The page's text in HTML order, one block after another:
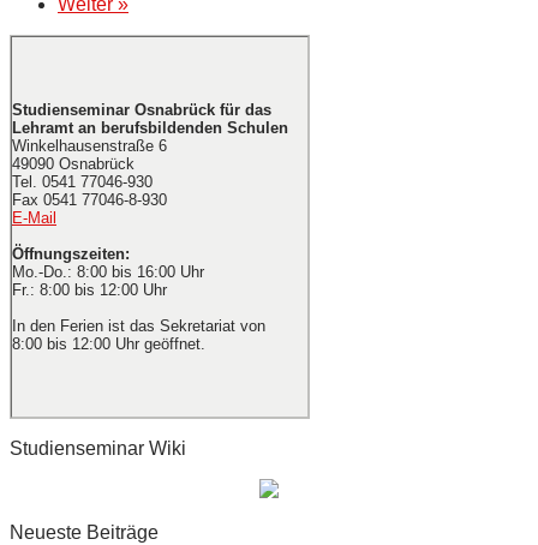
Weiter »
Studienseminar Osnabrück für das
Lehramt an berufsbildenden Schulen
Winkelhausenstraße 6
49090 Osnabrück
Tel. 0541 77046-930
Fax 0541 77046-8-930
E-Mail
Öffnungszeiten:
Mo.-Do.: 8:00 bis 16:00 Uhr
Fr.: 8:00 bis 12:00 Uhr
In den Ferien ist das Sekretariat von
8:00 bis 12:00 Uhr geöffnet.
Studienseminar Wiki
Neueste Beiträge